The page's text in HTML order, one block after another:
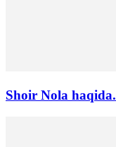
Shoir Nola